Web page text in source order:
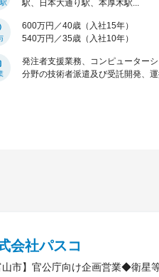
駅、日本大通り駅、本厚木駅...
600万円／40歳（入社15年）
540万円／35歳（入社10年）
発注者支援業務、コンピューター
分野の技術者派遣及び受託開発、
会社パスコ
山市】官公庁向け企画営業◆衛